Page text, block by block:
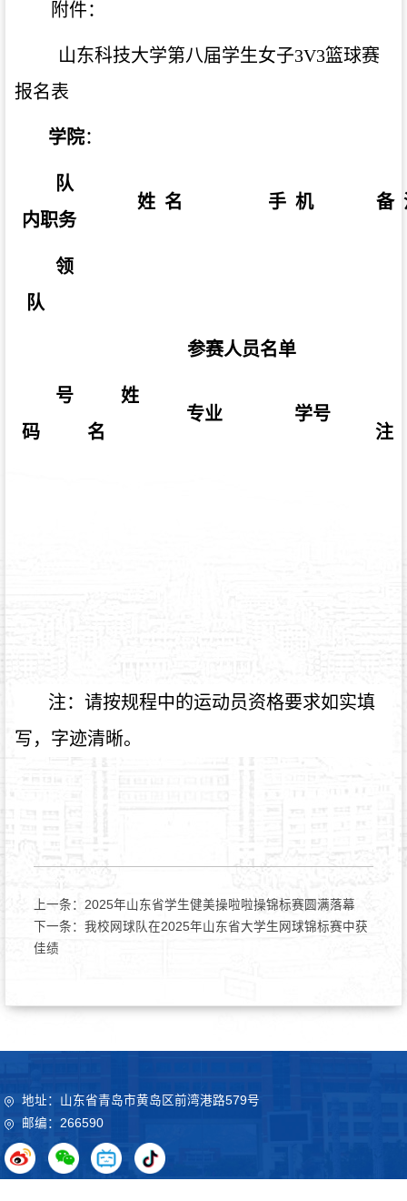
附件：
山东科技大学第八届学生女子3V3篮球赛
报名表
学院：
队
内职务
姓 名 手 机 备
领
队
参赛人员名单
号
码
姓
名
专业
学号
注
注：请按规程中的运动员资格要求如实填
写，字迹清晰。
上一条： 2025年山东省学生健美操啦啦操锦标赛圆满落幕
下一条： 我校网球队在2025年山东省大学生网球锦标赛中获
佳绩
地址：山东省青岛市黄岛区前湾港路579号
邮编：266590